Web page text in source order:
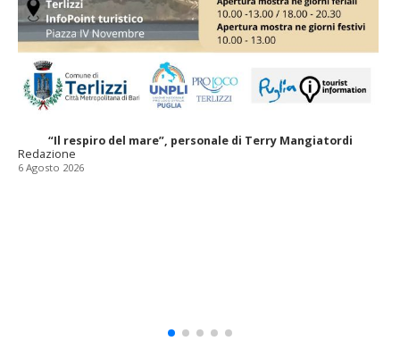
“Il respiro del mare”, personale di Terry Mangiatordi
Redazione
6 Agosto 2026